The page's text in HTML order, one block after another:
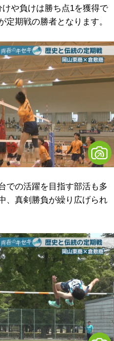
や負けは勝ち点1を獲得で
定期戦の勝者となります。
での活躍を目指す部活も多
、真剣勝負が繰り広げられ